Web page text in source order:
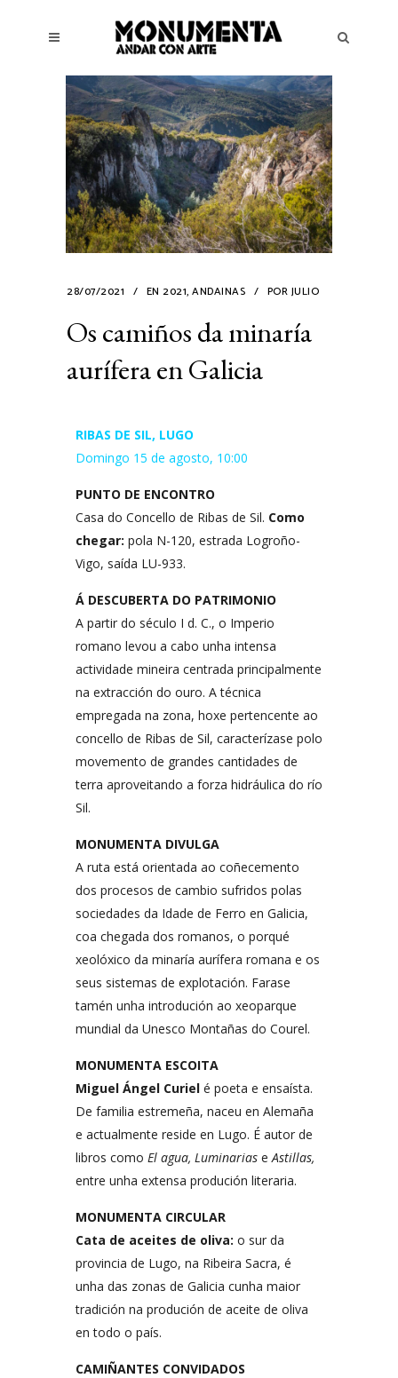
28/07/2021 EN 2021, ANDAINAS POR JULIO
Os camiños da minaría
aurífera en Galicia
RIBAS DE SIL, LUGO
Domingo 15 de agosto, 10:00
PUNTO DE ENCONTRO
Casa do Concello de Ribas de Sil. Como
chegar: pola N-120, estrada Logroño-
Vigo, saída LU-933.
Á DESCUBERTA DO PATRIMONIO
A partir do século I d. C., o Imperio
romano levou a cabo unha intensa
actividade mineira centrada principalmente
na extracción do ouro. A técnica
empregada na zona, hoxe pertencente ao
concello de Ribas de Sil, caracterízase polo
movemento de grandes cantidades de
terra aproveitando a forza hidráulica do río
Sil.
MONUMENTA DIVULGA
A ruta está orientada ao coñecemento
dos procesos de cambio sufridos polas
sociedades da Idade de Ferro en Galicia,
coa chegada dos romanos, o porqué
xeolóxico da minaría aurífera romana e os
seus sistemas de explotación. Farase
tamén unha introdución ao xeoparque
mundial da Unesco Montañas do Courel.
MONUMENTA ESCOITA
Miguel Ángel Curiel é poeta e ensaísta.
De familia estremeña, naceu en Alemaña
e actualmente reside en Lugo. É autor de
libros como El agua, Luminarias e Astillas,
entre unha extensa produción literaria.
MONUMENTA CIRCULAR
Cata de aceites de oliva: o sur da
provincia de Lugo, na Ribeira Sacra, é
unha das zonas de Galicia cunha maior
tradición na produción de aceite de oliva
en todo o país.
CAMIÑANTES CONVIDADOS